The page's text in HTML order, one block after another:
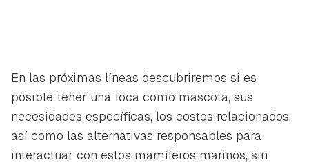
En las próximas líneas descubriremos si es
posible tener una foca como mascota, sus
necesidades específicas, los costos relacionados,
así como las alternativas responsables para
interactuar con estos mamíferos marinos, sin